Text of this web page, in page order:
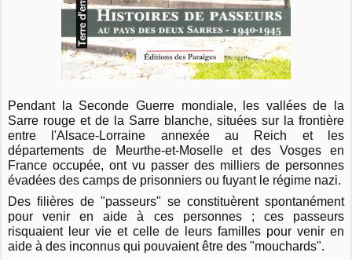
Pendant la Seconde Guerre mondiale, les vallées de la
Sarre rouge et de la Sarre blanche, situées sur la frontière
entre l'Alsace-Lorraine annexée au Reich et les
départements de Meurthe-et-Moselle et des Vosges en
France occupée, ont vu passer des milliers de personnes
évadées des camps de prisonniers ou fuyant le régime nazi.
Des filières de "passeurs" se constituèrent spontanément
pour venir en aide à ces personnes ; ces passeurs
risquaient leur vie et celle de leurs familles pour venir en
aide à des inconnus qui pouvaient être des "mouchards".